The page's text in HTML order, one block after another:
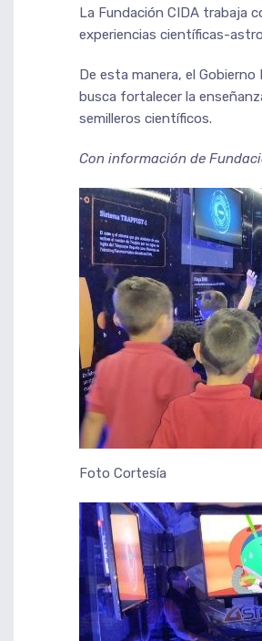
La Fundación CIDA trabaja
experiencias científicas-
De esta manera, el
busca fortalecer la
semilleros científicos.
Con información de
Foto Cortesía